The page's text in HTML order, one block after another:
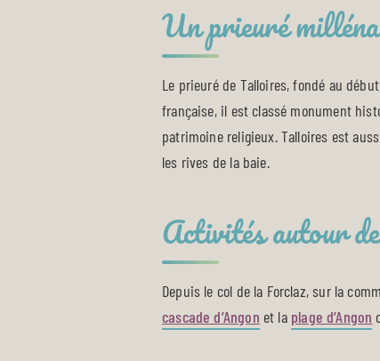
Un prieuré
Le prieuré de Talloires, fondé au
française, il est classé monument
patrimoine religieux. Talloires est
les rives de la baie.
Activités autour
Depuis le col de la Forclaz, sur la
cascade d’Angon et la plage d’Angon